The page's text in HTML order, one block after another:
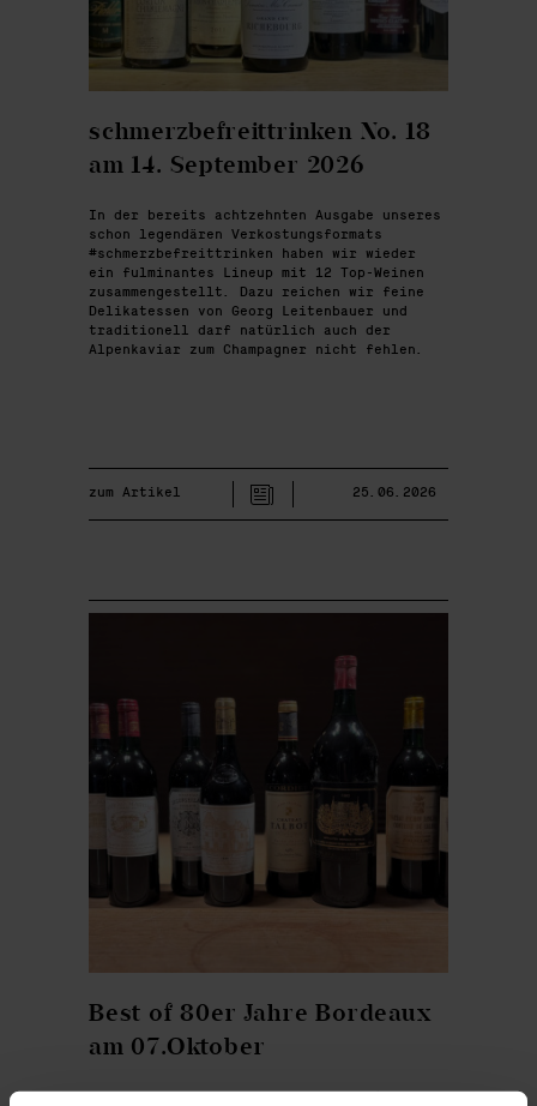
schmerzbefreittrinken No. 18
am 14. September 2026
In der bereits achtzehnten Ausgabe unseres
schon legendären Verkostungsformats
#schmerzbefreittrinken haben wir wieder
ein fulminantes Lineup mit 12 Top-Weinen
zusammengestellt. Dazu reichen wir feine
Delikatessen von Georg Leitenbauer und
traditionell darf natürlich auch der
Alpenkaviar zum Champagner nicht fehlen.
zum Artikel 25.06.2026
Best of 80er Jahre Bordeaux
am 07.Oktober
Von den ikonischen Premier Crus Château